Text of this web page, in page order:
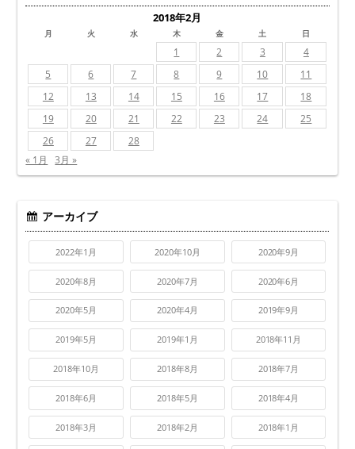
2018年2月
月 火 水 木 金 土 日
1 2 3
4
5
6 7 8 9 10
11
12
13 14 15 16 17
18
19
20 21 22 23 24
25
26
27
28
« 1月
3月 »
アーカイブ
2022年1月 2020年10月 2020年9月
2020年8月 2020年7月 2020年6月
2020年5月 2020年4月 2019年9月
2019年5月 2019年1月 2018年11月
2018年10月 2018年8月 2018年7月
2018年6月 2018年5月 2018年4月
2018年3月 2018年2月 2018年1月